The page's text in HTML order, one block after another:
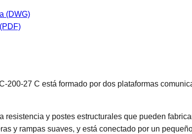
(DWG)
200-27 C está formado por dos plataformas
resistencia y postes estructurales que pueden
y rampas suaves, y está conectado por un